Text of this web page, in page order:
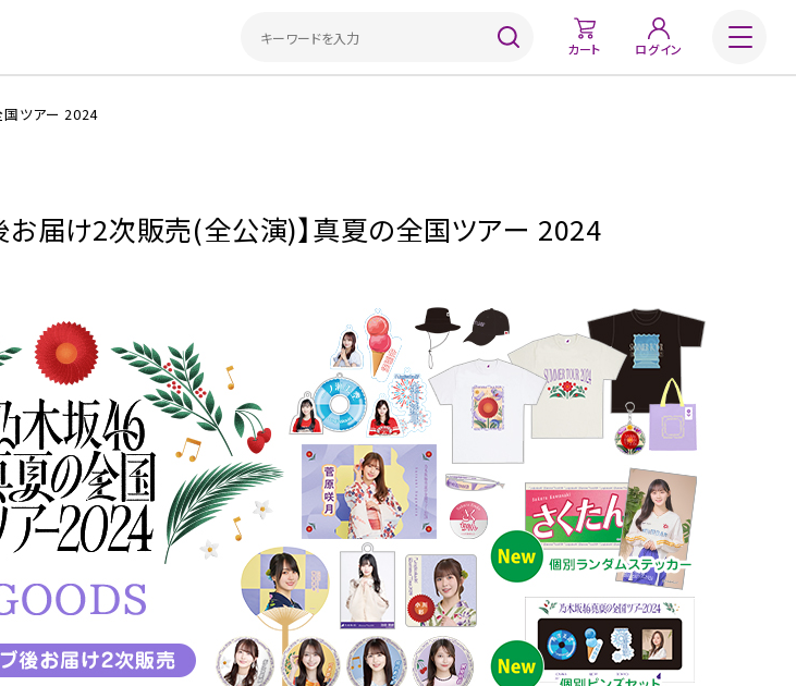
カート ログイン
国ツアー 2024
届け2次販売(全公演)】真夏の全国ツアー 2024